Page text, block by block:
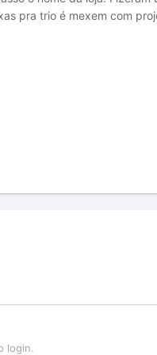
pra trio é mexem com
login.